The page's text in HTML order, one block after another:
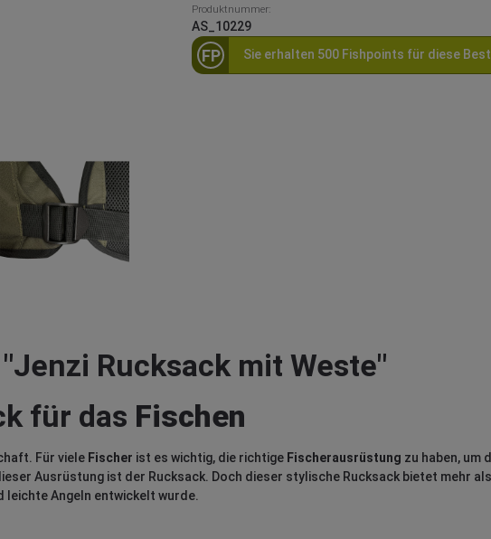
Produktnummer:
AS_10229
FP Sie erhalten 500 Fishpoints für diese
Rucksack mit Weste"
für das Fischen
Für viele Fischer ist es wichtig, die richtige Fischerausrüstung zu haben, um
Ausrüstung ist der Rucksack. Doch dieser stylische Rucksack bietet mehr
leichte Angeln entwickelt wurde.